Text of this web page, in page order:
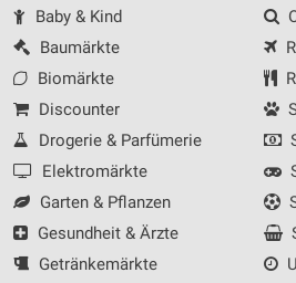
Baby & Kind
Baumärkte
Biomärkte
Discounter
Drogerie & Parfümerie
Elektromärkte
Garten & Pflanzen
Gesundheit & Ärzte
Getränkemärkte
Verwendung von Profilen zur
personalisierter Werbung
Erstellung von Profilen zur
Verwendung von Profilen zur
Messung der Werbeleistung
Messung der Performance von